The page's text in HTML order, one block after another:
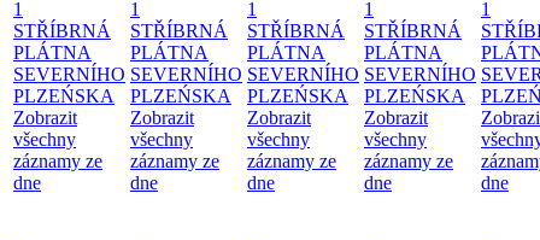
1
STŘÍBRNÁ
PLÁTNA
SEVERNÍHO
PLZEŃSKA
Zobrazit
všechny
záznamy ze
dne
1
STŘÍBRNÁ
PLÁTNA
SEVERNÍHO
PLZEŃSKA
Zobrazit
všechny
záznamy ze
dne
1
STŘÍBRNÁ
PLÁTNA
SEVERNÍHO
PLZEŃSKA
Zobrazit
všechny
záznamy ze
dne
1
STŘÍBRNÁ
PLÁTNA
SEVERNÍHO
PLZEŃSKA
Zobrazit
všechny
záznamy ze
dne
1
dne